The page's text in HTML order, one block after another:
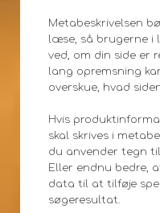
Metabeskrivelsen
læse, så brugerne i
ved, om din side er
lang opremsning
overskue, hvad
Hvis
skal skrives i
du anvender tegn
Eller endnu bedre,
data til at tilføje
søgeresultat.